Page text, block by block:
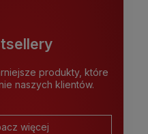
produkty, które
naszych klientów.
więcej